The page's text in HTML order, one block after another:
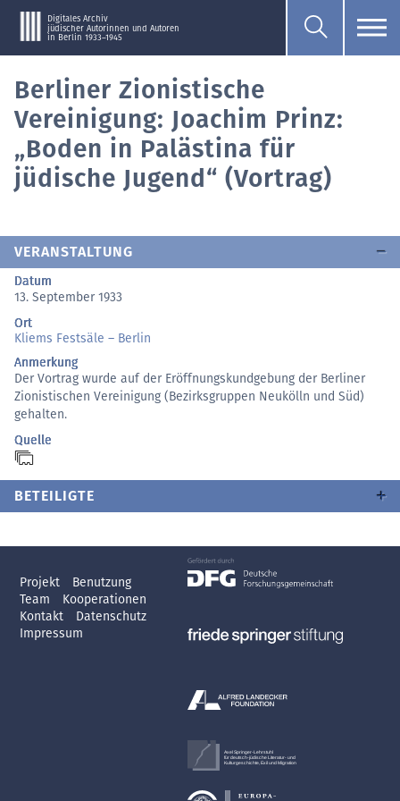
Digitales Archiv
jüdischer Autorinnen und Autoren
in Berlin 1933–1945
Berliner Zionistische
Vereinigung: Joachim Prinz:
„Boden in Palästina für
jüdische Jugend“ (Vortrag)
VERANSTALTUNG
Datum
13. September 1933
Ort
Kliems Festsäle – Berlin
Anmerkung
Der Vortrag wurde auf der Eröffnungskundgebung der Berliner
Zionistischen Vereinigung (Bezirksgruppen Neukölln und Süd)
gehalten.
Quelle
BETEILIGTE
Projekt
Benutzung
Team
Kooperationen
Kontakt
Datenschutz
Impressum
Axel Springer-Lehrstuhl
für deutsch-jüdische Literatur- und
Kulturgeschichte, Exil und Migration